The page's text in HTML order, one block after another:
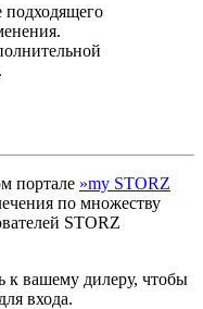
портале »my STORZ
по множеству
STORZ
к вашему дилеру, чтобы
входа.